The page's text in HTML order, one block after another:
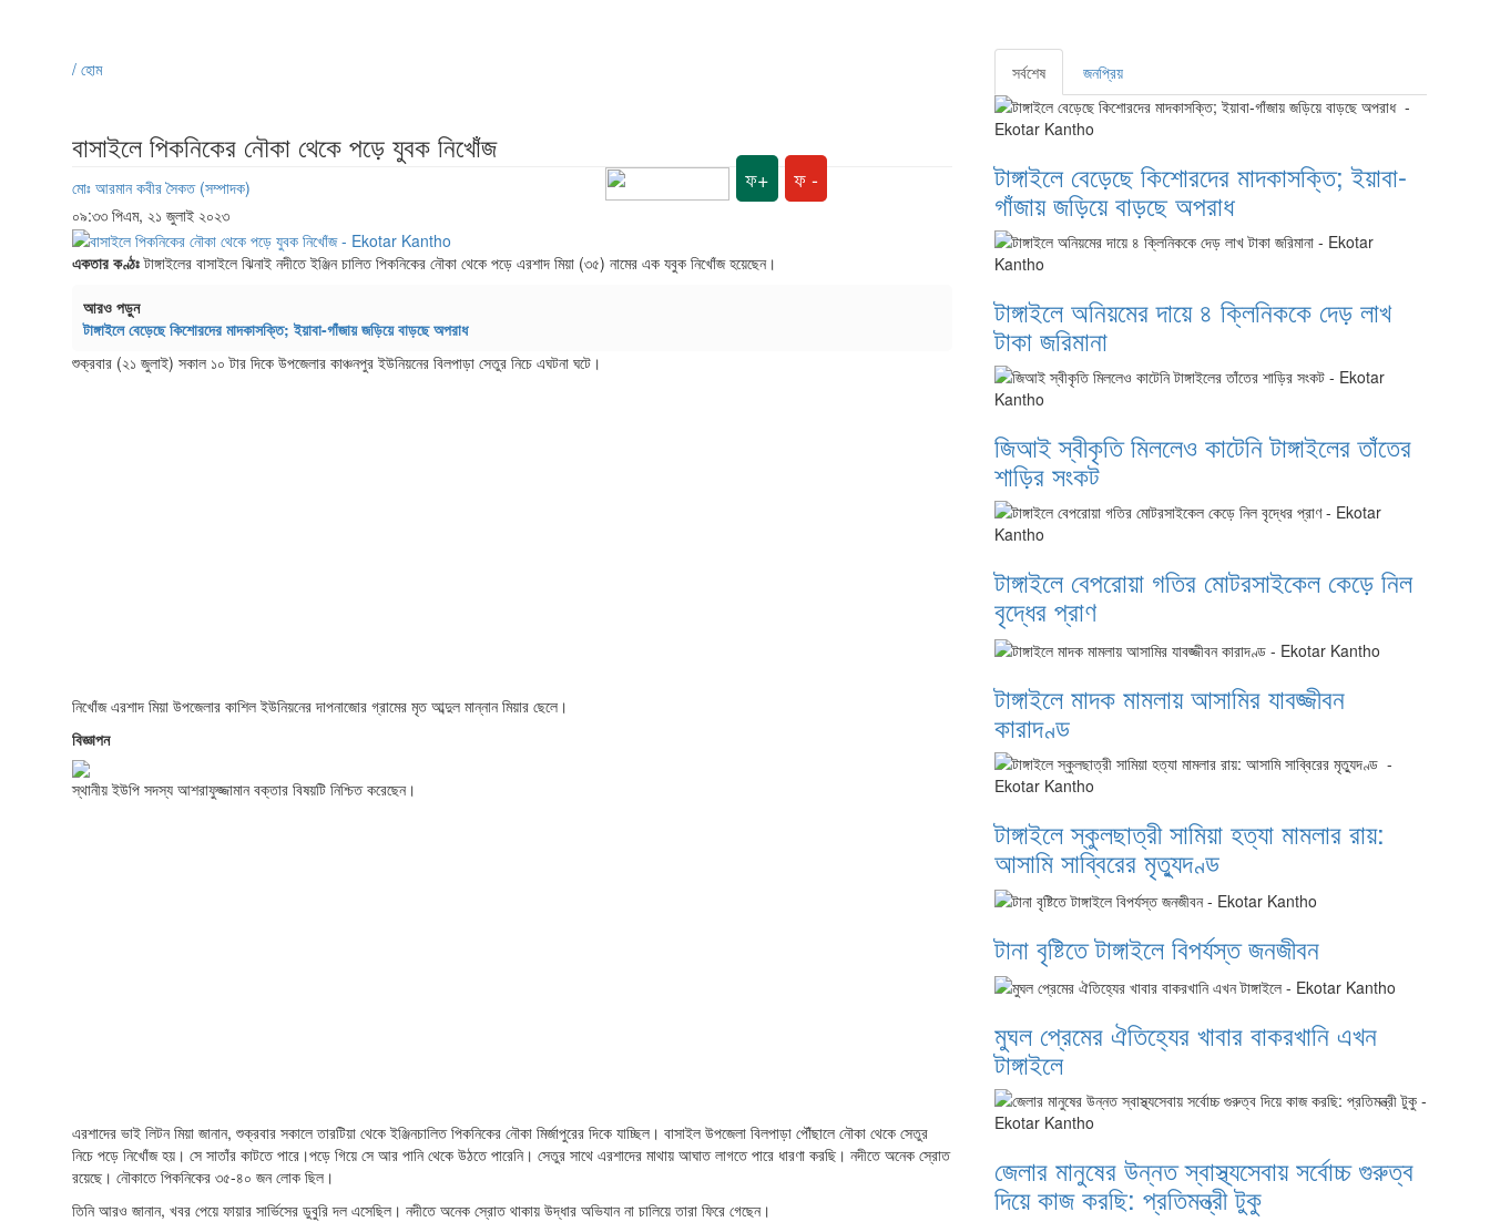
/ হোম
বাসাইলে পিকনিকের নৌকা থেকে পড়ে যুবক নিখোঁজ
মোঃ আরমান কবীর সৈকত (সম্পাদক)
০৯:৩৩ পিএম, ২১ জুলাই ২০২৩
ফ+ ফ -
একতার কণ্ঠঃটাঙ্গাইলের বাসাইলে ঝিনাই নদীতে ইঞ্জিন চালিত পিকনিকের নৌকা থেকে পড়ে এরশাদ মিয়া (৩৫) নামের এক যবুক নিখোঁজ হয়েছেন।
আরও পড়ুন
টাঙ্গাইলে বেড়েছে কিশোরদের মাদকাসক্তি; ইয়াবা-গাঁজায় জড়িয়ে বাড়ছে অপরাধ
শুক্রবার (২১ জুলাই) সকাল ১০ টার দিকে উপজেলার কাঞ্চনপুর ইউনিয়নের বিলপাড়া সেতুর নিচে এঘটনা ঘটে।
নিখোঁজ এরশাদ মিয়া উপজেলার কাশিল ইউনিয়নের দাপনাজোর গ্রামের মৃত আব্দুল মান্নান মিয়ার ছেলে।
বিজ্ঞাপন
স্থানীয় ইউপি সদস্য আশরাফুজ্জামান বক্তার বিষয়টি নিশ্চিত করেছেন।
এরশাদের ভাই লিটন মিয়া জানান, শুক্রবার সকালে তারটিয়া থেকে ইঞ্জিনচালিত পিকনিকের নৌকা মির্জাপুরের দিকে যাচ্ছিল। বাসাইল উপজেলা বিলপাড়া পৌঁছালে নৌকা থেকে সেতুর
নিচে পড়ে নিখোঁজ হয়। সে সাতাঁর কাটতে পারে।পড়ে গিয়ে সে আর পানি থেকে উঠতে পারেনি। সেতুর সাথে এরশাদের মাথায় আঘাত লাগতে পারে ধারণা করছি। নদীতে অনেক স্রোত
রয়েছে। নৌকাতে পিকনিকের ৩৫-৪০ জন লোক ছিল।
তিনি আরও জানান, খবর পেয়ে ফায়ার সার্ভিসের ডুবুরি দল এসেছিল। নদীতে অনেক স্রোত থাকায় উদ্ধার অভিযান না চালিয়ে তারা ফিরে গেছেন।
সর্বশেষ জনপ্রিয়
টাঙ্গাইলে বেড়েছে কিশোরদের মাদকাসক্তি; ইয়াবা-
গাঁজায় জড়িয়ে বাড়ছে অপরাধ
টাঙ্গাইলে অনিয়মের দায়ে ৪ ক্লিনিককে দেড় লাখ
টাকা জরিমানা
জিআই স্বীকৃতি মিললেও কাটেনি টাঙ্গাইলের তাঁতের
শাড়ির সংকট
টাঙ্গাইলে বেপরোয়া গতির মোটরসাইকেল কেড়ে নিল
বৃদ্ধের প্রাণ
টাঙ্গাইলে মাদক মামলায় আসামির যাবজ্জীবন
কারাদণ্ড
টাঙ্গাইলে স্কুলছাত্রী সামিয়া হত্যা মামলার রায়:
আসামি সাব্বিরের মৃত্যুদণ্ড
টানা বৃষ্টিতে টাঙ্গাইলে বিপর্যস্ত জনজীবন
মুঘল প্রেমের ঐতিহ্যের খাবার বাকরখানি এখন
টাঙ্গাইলে
জেলার মানুষের উন্নত স্বাস্থ্যসেবায় সর্বোচ্চ গুরুত্ব
দিয়ে কাজ করছি: প্রতিমন্ত্রী টুকু